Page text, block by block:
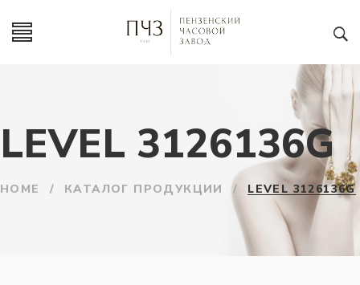
LEVEL 3126136G
HOME / КАТАЛОГ ПРОДУКЦИИ / LEVEL 3126136G